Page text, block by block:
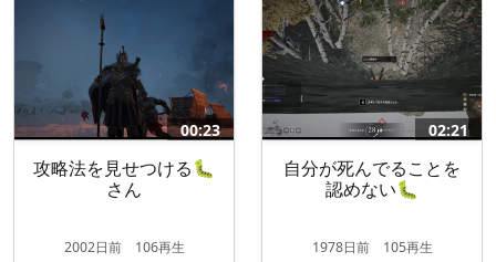
00:23
攻略法を見せつける🐛
さん
2002日前106再生
02:21
自分が死んでることを
認めない🐛
1978日前105再生